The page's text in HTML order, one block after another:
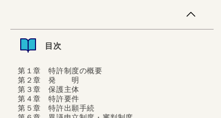
CASE欄，法律用語の解説欄など工夫が盛りだくさん。付
録の「重要条文・判例一覧」で知識の整理も可能。令和５
目次
第１章 特許制度の概要
第２章 発 明
第３章 保護主体
第４章 特許要件
第５章 特許出願手続